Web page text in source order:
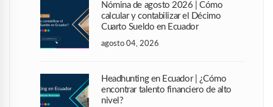
Nómina de agosto 2026 | Cómo
calcular y contabilizar el Décimo
Cuarto Sueldo en Ecuador
agosto 04, 2026
Headhunting en Ecuador | ¿Cómo
encontrar talento financiero de alto
nivel?